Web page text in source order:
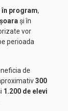
în program,
și în
vor
perioada
de
300
1.200 de elevi